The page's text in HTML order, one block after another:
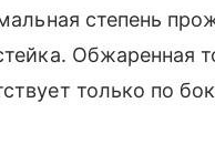
степень
Обжаренная
только по